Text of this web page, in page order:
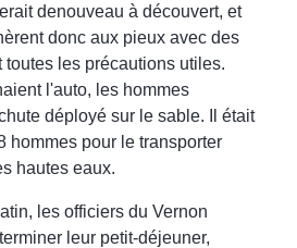
denouveau à découvert, et
donc aux pieux avec des
toutes les précautions utiles.
l'auto, les hommes
déployé sur le sable. Il était
hommes pour le transporter
hautes eaux.
les officiers du Vernon
leur petit-déjeuner,